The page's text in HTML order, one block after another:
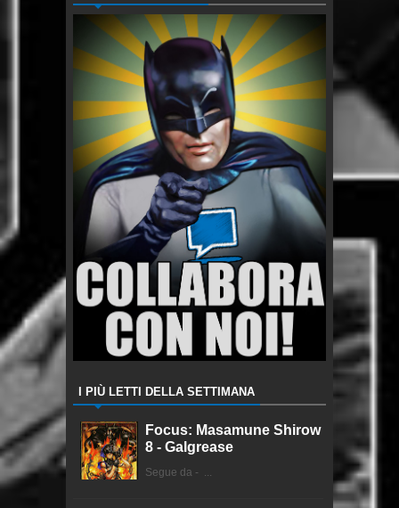
I PIÙ LETTI DELLA SETTIMANA
Focus: Masamune Shirow
8 - Galgrease
Segue da - ...